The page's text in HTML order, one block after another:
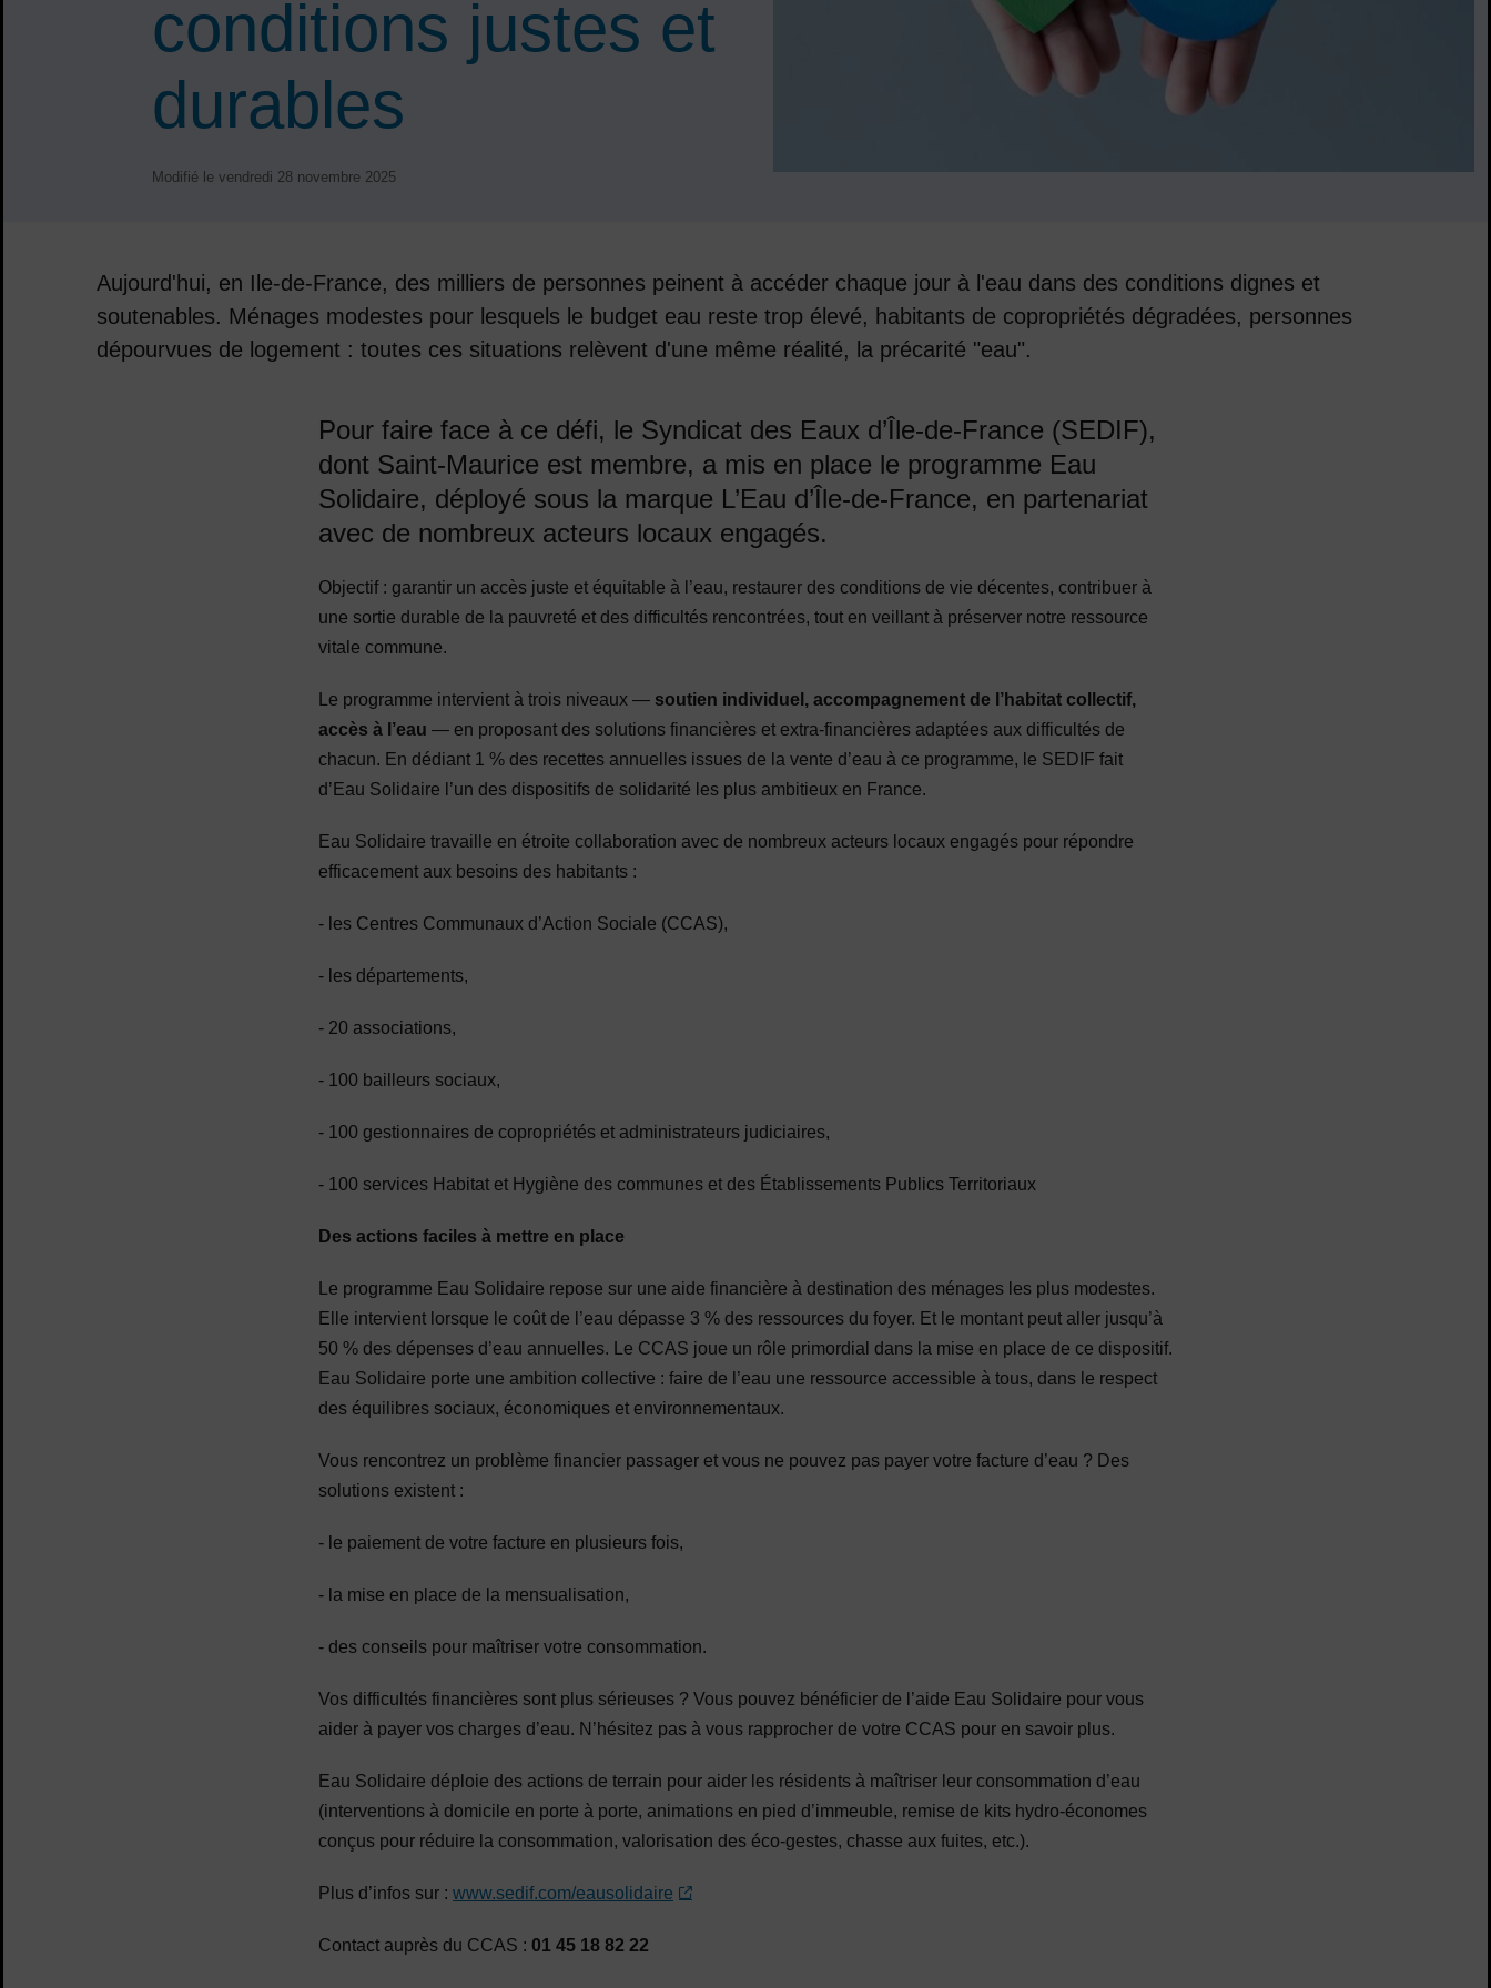
conditions justes et
durables
Modifié le vendredi 28 novembre 2025
Aujourd'hui, en Ile-de-France, des milliers de personnes peinent à accéder chaque jour à l'eau dans des conditions dignes et
soutenables. Ménages modestes pour lesquels le budget eau reste trop élevé, habitants de copropriétés dégradées, personnes
dépourvues de logement : toutes ces situations relèvent d'une même réalité, la précarité "eau".
Pour faire face à ce défi, le Syndicat des Eaux d’Île-de-France (SEDIF),
dont Saint-Maurice est membre, a mis en place le programme Eau
Solidaire, déployé sous la marque L’Eau d’Île-de-France, en partenariat
avec de nombreux acteurs locaux engagés.
Objectif : garantir un accès juste et équitable à l’eau, restaurer des conditions de vie décentes, contribuer à
une sortie durable de la pauvreté et des difficultés rencontrées, tout en veillant à préserver notre ressource
vitale commune.
Le programme intervient à trois niveaux — soutien individuel, accompagnement de l’habitat collectif,
accès à l’eau — en proposant des solutions financières et extra-financières adaptées aux difficultés de
chacun. En dédiant 1 % des recettes annuelles issues de la vente d’eau à ce programme, le SEDIF fait
d’Eau Solidaire l’un des dispositifs de solidarité les plus ambitieux en France.
Eau Solidaire travaille en étroite collaboration avec de nombreux acteurs locaux engagés pour répondre
efficacement aux besoins des habitants :
- les Centres Communaux d’Action Sociale (CCAS),
- les départements,
- 20 associations,
- 100 bailleurs sociaux,
- 100 gestionnaires de copropriétés et administrateurs judiciaires,
- 100 services Habitat et Hygiène des communes et des Établissements Publics Territoriaux
Des actions faciles à mettre en place
Le programme Eau Solidaire repose sur une aide financière à destination des ménages les plus modestes.
Elle intervient lorsque le coût de l’eau dépasse 3 % des ressources du foyer. Et le montant peut aller jusqu’à
50 % des dépenses d’eau annuelles. Le CCAS joue un rôle primordial dans la mise en place de ce dispositif.
Eau Solidaire porte une ambition collective : faire de l’eau une ressource accessible à tous, dans le respect
des équilibres sociaux, économiques et environnementaux.
Vous rencontrez un problème financier passager et vous ne pouvez pas payer votre facture d’eau ? Des
solutions existent :
- le paiement de votre facture en plusieurs fois,
- la mise en place de la mensualisation,
- des conseils pour maîtriser votre consommation.
Vos difficultés financières sont plus sérieuses ? Vous pouvez bénéficier de l’aide Eau Solidaire pour vous
aider à payer vos charges d’eau. N’hésitez pas à vous rapprocher de votre CCAS pour en savoir plus.
Eau Solidaire déploie des actions de terrain pour aider les résidents à maîtriser leur consommation d’eau
(interventions à domicile en porte à porte, animations en pied d’immeuble, remise de kits hydro-économes
conçus pour réduire la consommation, valorisation des éco-gestes, chasse aux fuites, etc.).
Plus d’infos sur : www.sedif.com/eausolidaire
Contact auprès du CCAS : 01 45 18 82 22